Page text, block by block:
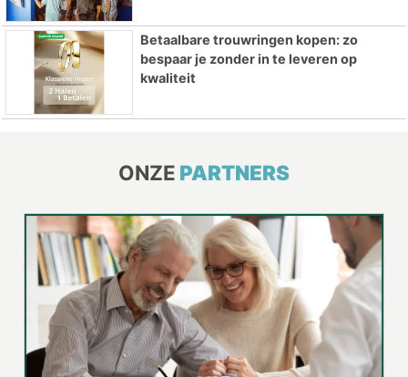
Betaalbare trouwringen kopen: zo
bespaar je zonder in te leveren op
kwaliteit
ONZE PARTNERS